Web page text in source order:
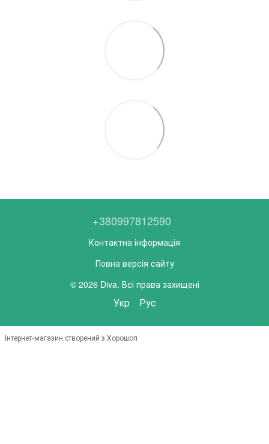
+380997812590
Контактна інформація
Повна версія сайту
© 2026 Diva. Всі права захищені
Укр Рус
Інтернет-магазин створений з Хорошоп